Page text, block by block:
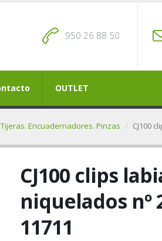
950 26 88 50
OUTLET
Encuadernadores. Pinzas CJ100
CJ100 clips
niquelados nº
11711